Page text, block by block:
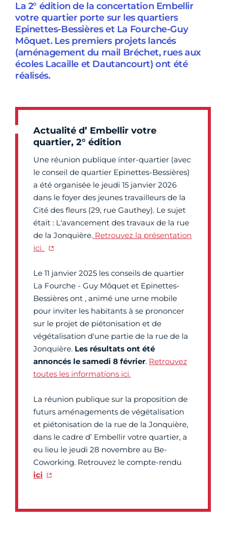
La 2° édition de la concertation Embellir
votre quartier porte sur les quartiers
Epinettes-Bessières et La Fourche-Guy
Môquet. Les premiers projets lancés
(aménagement du mail Bréchet, rues aux
écoles Lacaille et Dautancourt) ont été
réalisés.
Actualité d’ Embellir votre
quartier, 2° édition
Une réunion publique inter-quartier (avec
le conseil de quartier Epinettes-Bessières)
a été organisée le jeudi 15 janvier 2026
dans le foyer des jeunes travailleurs de la
Cité des fleurs (29, rue Gauthey). Le sujet
était : L'avancement des travaux de la rue
de la Jonquière. Retrouvez la présentation
ici.
Le 11 janvier 2025 les conseils de quartier
La Fourche - Guy Môquet et Epinettes-
Bessières ont , animé une urne mobile
pour inviter les habitants à se prononcer
sur le projet de piétonisation et de
végétalisation d'une partie de la rue de la
Jonquière. Les résultats ont été
annoncés le samedi 8 février. Retrouvez
toutes les informations ici.
La réunion publique sur la proposition de
futurs aménagements de végétalisation
et piétonisation de la rue de la Jonquière,
dans le cadre d’ Embellir votre quartier, a
eu lieu le jeudi 28 novembre au Be-
Coworking. Retrouvez le compte-rendu
ici